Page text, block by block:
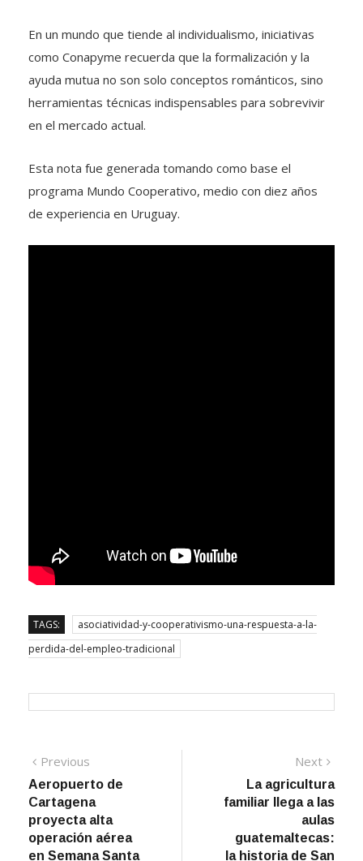
En un mundo que tiende al individualismo, iniciativas
como Conapyme recuerda que la formalización y la
ayuda mutua no son solo conceptos románticos, sino
herramientas técnicas indispensables para sobrevivir
en el mercado actual.
Esta nota fue generada tomando como base el
programa Mundo Cooperativo, medio con diez años
de experiencia en Uruguay.
TAGS:
asociatividad-y-cooperativismo-una-respuesta-a-la-
perdida-del-empleo-tradicional
Navegación
de
entradas
Previous
post:
Aeropuerto de
Cartagena
proyecta alta
operación aérea
en Semana Santa
Next
post:
La agricultura
familiar llega a las
aulas
guatemaltecas:
la historia de San